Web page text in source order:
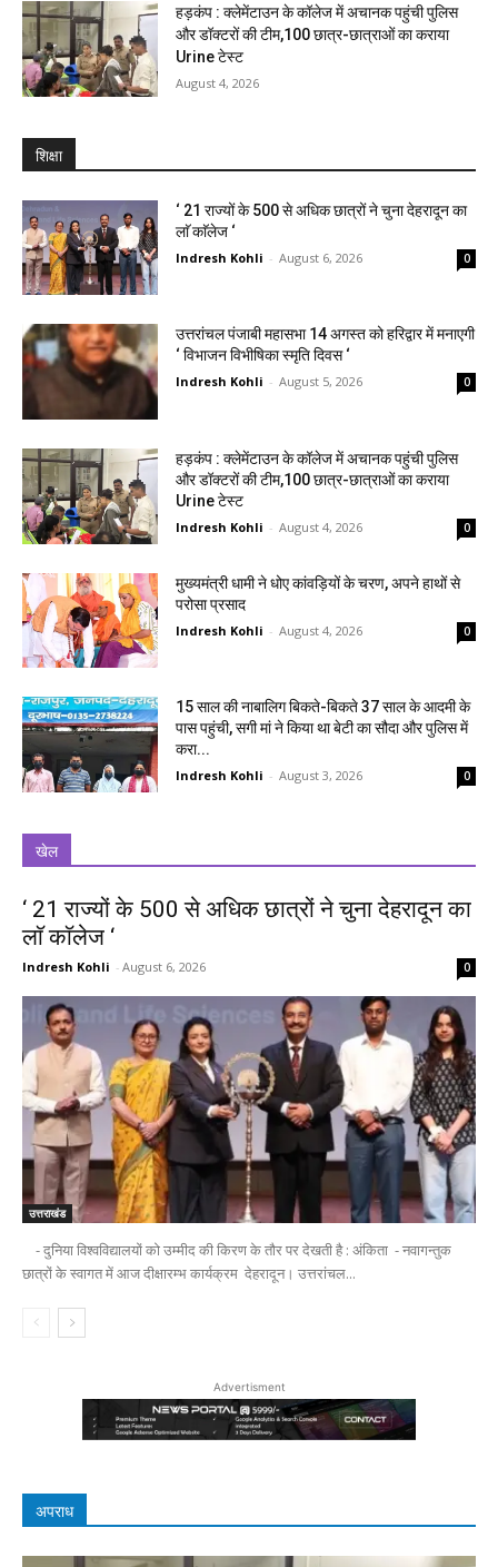
हड़कंप : क्लेमेंटाउन के कॉलेज में अचानक पहुंची पुलिस
और डॉक्टरों की टीम,100 छात्र-छात्राओं का कराया
Urine टेस्ट
August 4, 2026
शिक्षा
‘ 21 राज्यों के 500 से अधिक छात्रों ने चुना देहरादून का
लाॅ काॅलेज ‘
Indresh Kohli - August 6, 2026 0
उत्तरांचल पंजाबी महासभा 14 अगस्त को हरिद्वार में मनाएगी
‘ विभाजन विभीषिका स्मृति दिवस ‘
Indresh Kohli - August 5, 2026 0
हड़कंप : क्लेमेंटाउन के कॉलेज में अचानक पहुंची पुलिस
और डॉक्टरों की टीम,100 छात्र-छात्राओं का कराया
Urine टेस्ट
Indresh Kohli - August 4, 2026 0
मुख्यमंत्री धामी ने धोए कांवड़ियों के चरण, अपने हाथों से
परोसा प्रसाद
Indresh Kohli - August 4, 2026 0
15 साल की नाबालिग बिकते-बिकते 37 साल के आदमी के
पास पहुंची, सगी मां ने किया था बेटी का सौदा और पुलिस में
करा...
Indresh Kohli - August 3, 2026 0
खेल
‘ 21 राज्यों के 500 से अधिक छात्रों ने चुना देहरादून का
लाॅ काॅलेज ‘
Indresh Kohli - August 6, 2026 0
उत्तराखंड
- दुनिया विश्वविद्यालयों को उम्मीद की किरण के तौर पर देखती है : अंकिता - नवागन्तुक
छात्रों के स्वागत में आज दीक्षारम्भ कार्यक्रम देहरादून। उत्तरांचल...
Advertisment
अपराध